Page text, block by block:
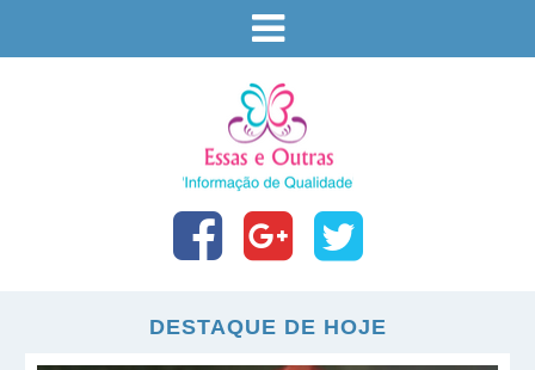
DESTAQUE DE HOJE